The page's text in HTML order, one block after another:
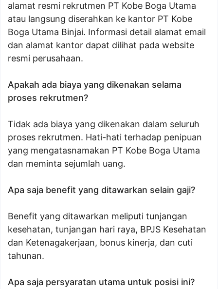
alamat resmi rekrutmen PT Kobe Boga Utama
atau langsung diserahkan ke kantor PT Kobe
Boga Utama Binjai. Informasi detail alamat email
dan alamat kantor dapat dilihat pada website
resmi perusahaan.
Apakah ada biaya yang dikenakan selama
proses rekrutmen?
Tidak ada biaya yang dikenakan dalam seluruh
proses rekrutmen. Hati-hati terhadap penipuan
yang mengatasnamakan PT Kobe Boga Utama
dan meminta sejumlah uang.
Apa saja benefit yang ditawarkan selain gaji?
Benefit yang ditawarkan meliputi tunjangan
kesehatan, tunjangan hari raya, BPJS Kesehatan
dan Ketenagakerjaan, bonus kinerja, dan cuti
tahunan.
Apa saja persyaratan utama untuk posisi ini?